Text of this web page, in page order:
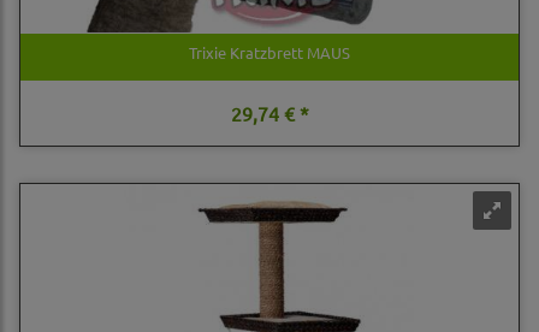
Trixie Kratzbrett MAUS
29,74 € *